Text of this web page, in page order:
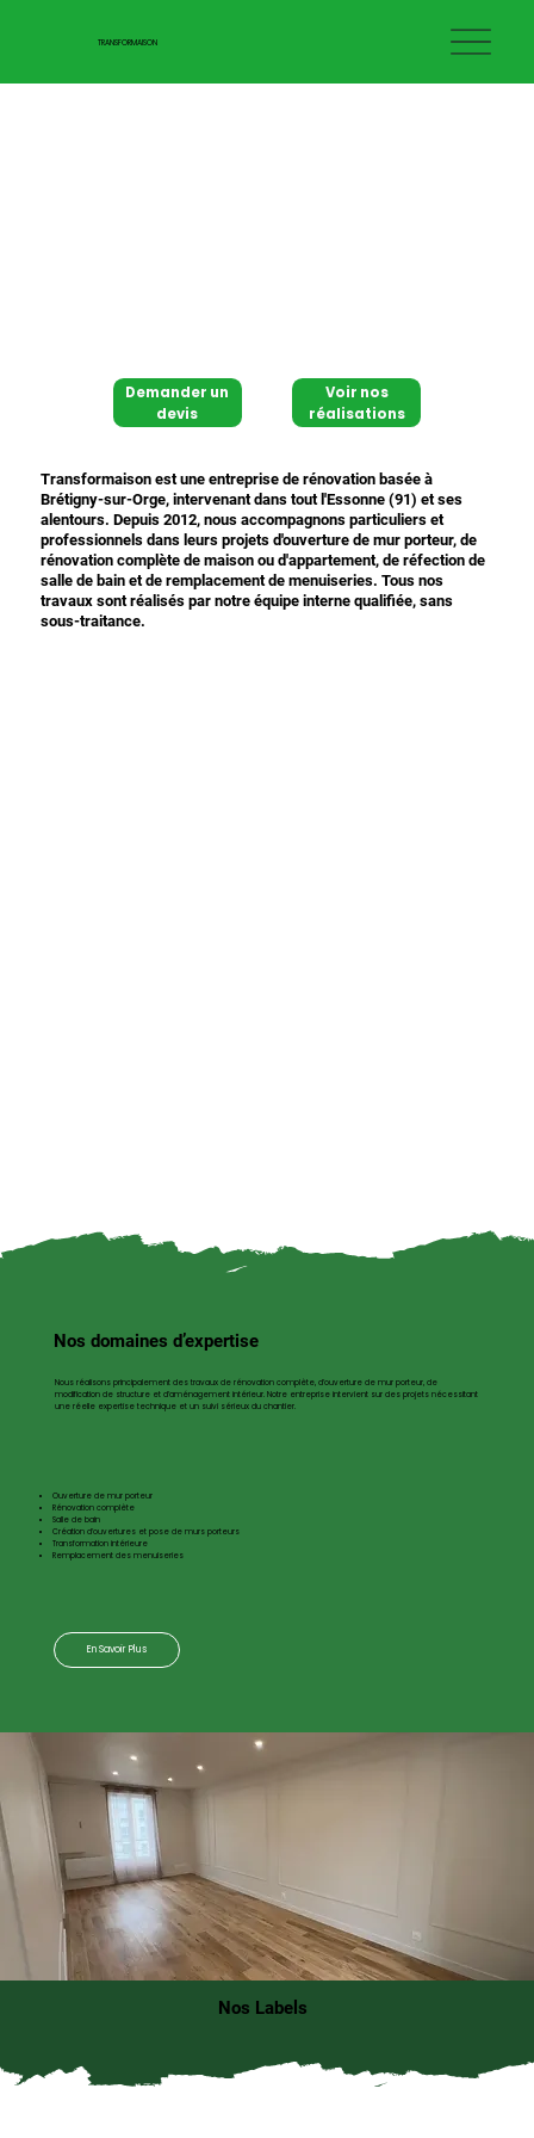
TRANSFORMAISON
Transformaison est une entreprise de rénovation basée à
Brétigny-sur-Orge, intervenant dans tout l'Essonne (91) et ses
alentours. Depuis 2012, nous accompagnons particuliers et
professionnels dans leurs projets d'ouverture de mur porteur, de
rénovation complète de maison ou d'appartement, de réfection de
salle de bain et de remplacement de menuiseries. Tous nos
travaux sont réalisés par notre équipe interne qualifiée, sans
sous-traitance.
Demander un
devis
Voir nos
réalisations
Nos domaines d’expertise
Nous réalisons principalement des travaux de rénovation complète, d’ouverture de mur porteur, de
modification de structure et d’aménagement intérieur. Notre entreprise intervient sur des projets nécessitant
une réelle expertise technique et un suivi sérieux du chantier.
Ouverture de mur porteur​
Rénovation complète
Salle de bain
Création d’ouvertures et pose de murs porteurs
Transformation intérieure
Remplacement des menuiseries
En Savoir Plus
Nos Labels